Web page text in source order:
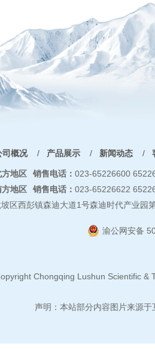
司概况 / 产品展示 / 新闻动态 /
方地区 销售电话： 023-65226600
方地区
销售电话： 023-65226622
区西彭镇森迪大道1号森迪时代产业园
渝公网安备
Chongqing Lushun Scientific &
声明：本站部分内容图片来源于